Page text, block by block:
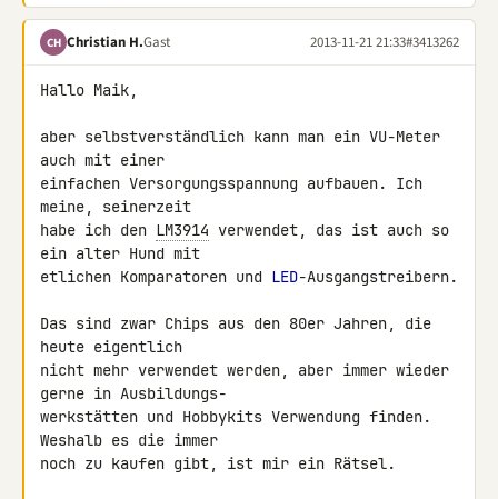
CH Christian H.Gast 2013-11-21 21:33#3413262
Hallo Maik,
aber selbstverständlich kann man ein VU-Meter
auch mit einer
einfachen Versorgungsspannung aufbauen. Ich
meine, seinerzeit
habe ich den LM3914 verwendet, das ist auch so
ein alter Hund mit
etlichen Komparatoren und LED-Ausgangstreibern.
Das sind zwar Chips aus den 80er Jahren, die
heute eigentlich
nicht mehr verwendet werden, aber immer wieder
gerne in Ausbildungs-
werkstätten und Hobbykits Verwendung finden.
Weshalb es die immer
noch zu kaufen gibt, ist mir ein Rätsel.